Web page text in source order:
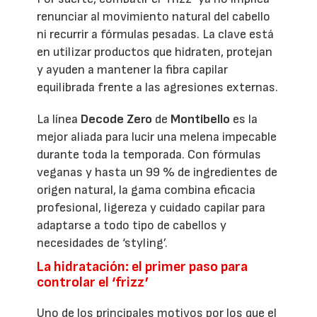
renunciar al movimiento natural del cabello
ni recurrir a fórmulas pesadas. La clave está
en utilizar productos que hidraten, protejan
y ayuden a mantener la fibra capilar
equilibrada frente a las agresiones externas.
La línea Decode Zero de Montibello es la
mejor aliada para lucir una melena impecable
durante toda la temporada. Con fórmulas
veganas y hasta un 99 % de ingredientes de
origen natural, la gama combina eficacia
profesional, ligereza y cuidado capilar para
adaptarse a todo tipo de cabellos y
necesidades de ‘styling’.
La hidratación: el primer paso para
controlar el ‘frizz’
Uno de los principales motivos por los que el